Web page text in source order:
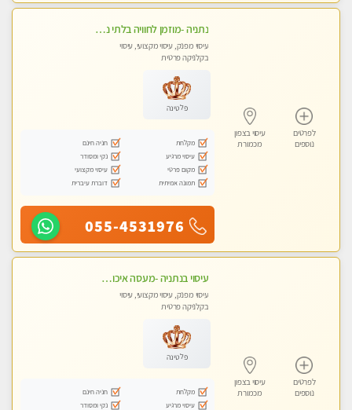
לפרטים
נוספים
עיסוי בצפון
מכמורת
נתניה -מוזמן לחוויה בלתי נשכחת!!!עיסוי מפנק ומקצועי ביותר בקליניקה פרטית
עיסוי מפנק, עיסוי מקצועי, עיסוי
בקלניקה פרטית
פלטינה
מקלחת
חניה חינם
עיסוי מרגיע
נקי ומסודר
מקום פרטי
עיסוי מקצועי
תמונה אמיתית
דוברת עיברית
055-4531976
לפרטים
נוספים
עיסוי בצפון
מכמורת
עיסוי בנתניה -מעסה איכותית מקצועית ומפנקת בנתניה
עיסוי מפנק, עיסוי מקצועי, עיסוי
בקלניקה פרטית
פלטינה
מקלחת
חניה חינם
עיסוי מרגיע
נקי ומסודר